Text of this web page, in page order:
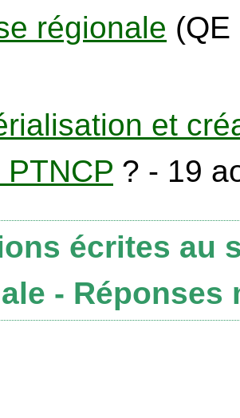
régionale (QE
et
? - 19
écrites au
- Réponses